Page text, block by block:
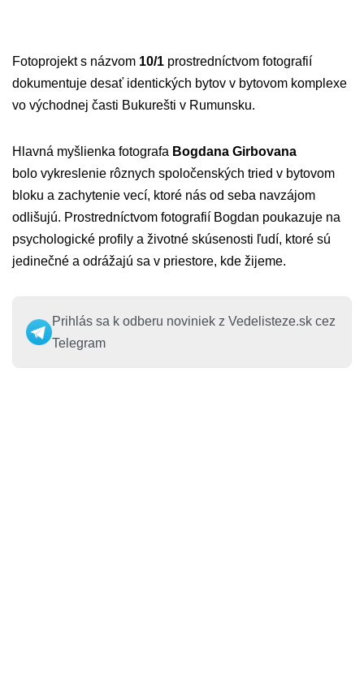
Fotoprojekt s názvom 10/1 prostredníctvom fotografií
dokumentuje desať identických bytov v bytovom komplexe
vo východnej časti Bukurešti v Rumunsku.
Hlavná myšlienka fotografa Bogdana Girbovana
bolo vykreslenie rôznych spoločenských tried v bytovom
bloku a zachytenie vecí, ktoré nás od seba navzájom
odlišujú. Prostredníctvom fotografií Bogdan poukazuje na
psychologické profily a životné skúsenosti ľudí, ktoré sú
jedinečné a odrážajú sa v priestore, kde žijeme.
Prihlás sa k odberu noviniek z Vedelisteze.sk cez
Telegram